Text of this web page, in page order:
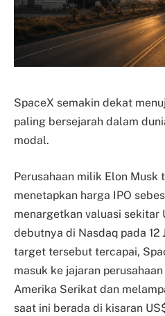
SpaceX semakin dekat
paling bersejarah dalam
modal.
Perusahaan milik Elon Musk
menetapkan harga IPO
menargetkan valuasi sekitar
debutnya di Nasdaq pada 12
target tersebut tercapai,
masuk ke jajaran
Amerika Serikat dan
saat ini berada di kisaran